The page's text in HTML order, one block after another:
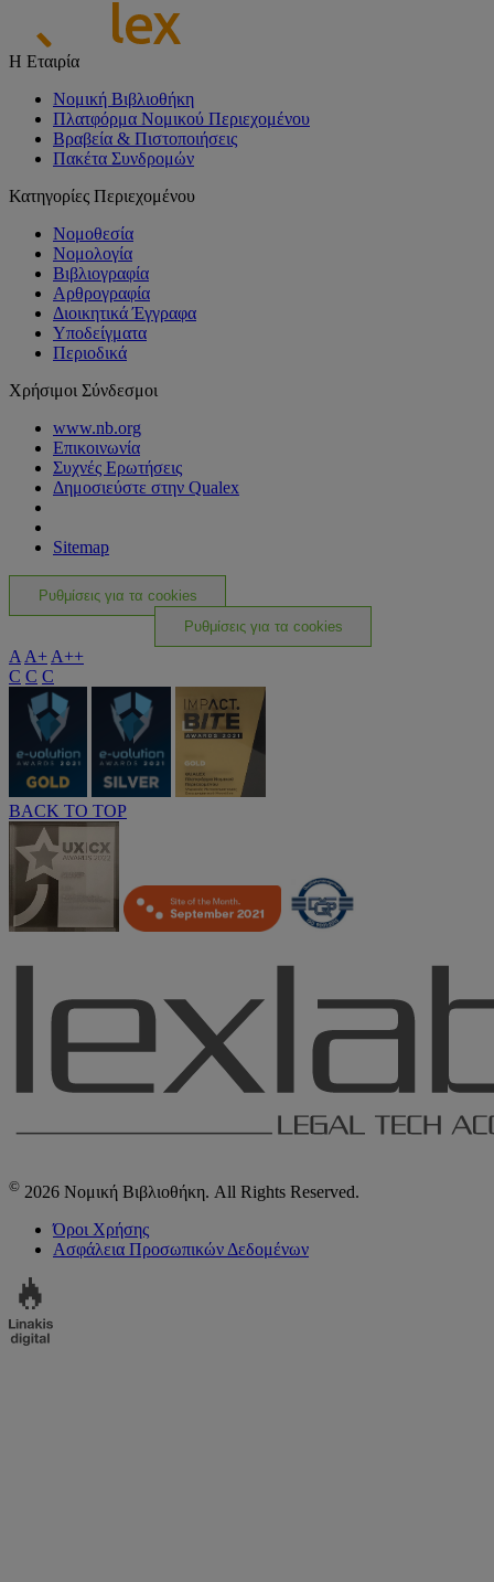
Η Εταιρία
Νομική Βιβλιοθήκη
Πλατφόρμα Νομικού Περιεχομένου
Βραβεία & Πιστοποιήσεις
Πακέτα Συνδρομών
Κατηγορίες Περιεχομένου
Νομοθεσία
Νομολογία
Βιβλιογραφία
Αρθρογραφία
Διοικητικά Έγγραφα
Υποδείγματα
Περιοδικά
Χρήσιμοι Σύνδεσμοι
www.nb.org
Επικοινωνία
Συχνές Ερωτήσεις
Δημοσιεύστε στην Qualex
Sitemap
Ρυθμίσεις για τα cookies
Ρυθμίσεις για τα cookies
A A+ A++
C C C
BACK TO TOP
© 2026 Νομική Βιβλιοθήκη. All Rights Reserved.
Όροι Χρήσης
Ασφάλεια Προσωπικών Δεδομένων